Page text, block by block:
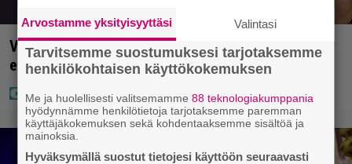
Vappu Pimiästä tuli miljoonikko – eikä yksi milli
edes riitä, näin se tapahtui
Arvostamme yksityisyyttäsi Valintasi
Tarvitsemme suostumuksesi tarjotaksemme
henkilökohtaisen käyttökokemuksen
Me ja huolellisesti valitsemamme88 teknologiakumppania
hyödynnämme henkilötietoja tarjotaksemme paremman
käyttäjäkokemuksen sekä kohdentaaksemme sisältöä ja
mainoksia.
Hyväksymällä suostut tietojesi käyttöön seuraavasti